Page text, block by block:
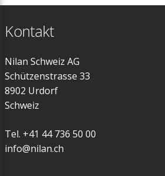
Kontakt
Nilan Schweiz AG
Schützenstrasse 33
8902 Urdorf
Schweiz
Tel. +41 44 736 50 00
info@nilan.ch